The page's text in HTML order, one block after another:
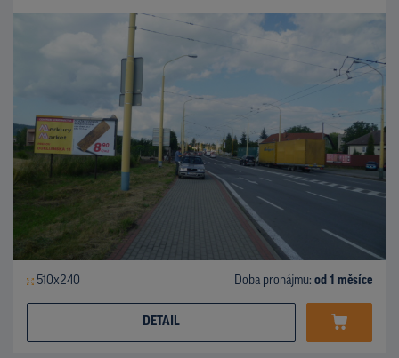
510x240 Doba pronájmu: od 1 měsíce
DETAIL